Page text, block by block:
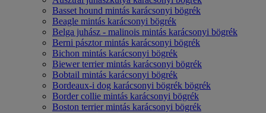
Basset hound mintás karácsonyi bögrék
Beagle mintás karácsonyi bögrék
Belga juhász - malinois mintás karácsonyi bögrék
Berni pásztor mintás karácsonyi bögrék
Bichon mintás karácsonyi bögrék
Biewer terrier mintás karácsonyi bögrék
Bobtail mintás karácsonyi bögrék
Bordeaux-i dog karácsonyi bögrék bögrék
Border collie mintás karácsonyi bögrék
Boston terrier mintás karácsonyi bögrék